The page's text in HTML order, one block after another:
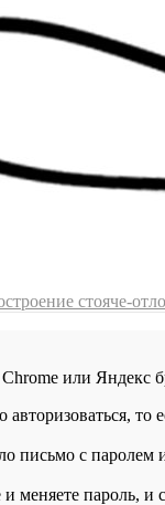
стояче-
или Яндекс
то
с паролем
пароль, и